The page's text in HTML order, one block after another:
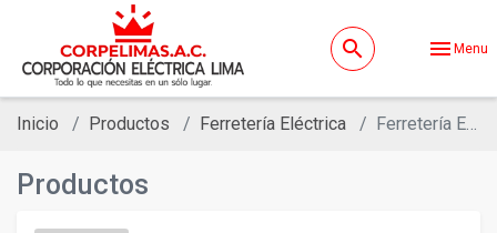
search menu Menu
Inicio Productos Ferretería Eléctrica Ferretería Eléctrica - Puesta A Tierrra
Productos